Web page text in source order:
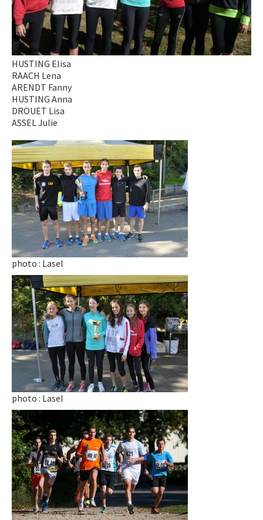
HUSTING Elisa
RAACH Lena
ARENDT Fanny
HUSTING Anna
DROUET Lisa
ASSEL Julie
photo : Lasel
photo : Lasel